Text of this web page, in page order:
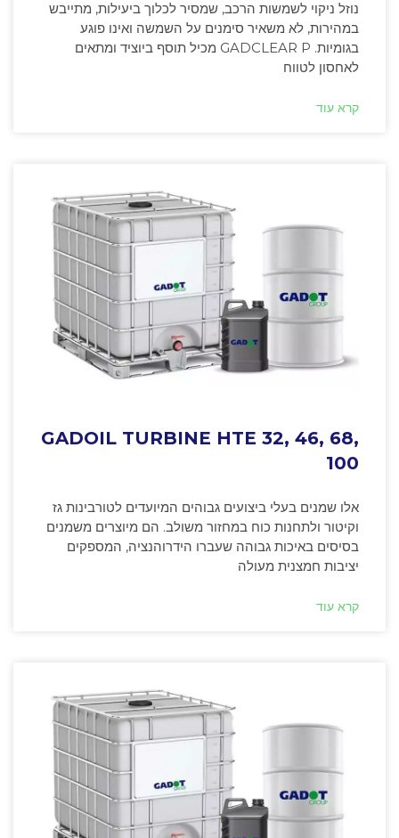
נוזל ניקוי לשמשות הרכב, שמסיר לכלוך ביעילות, מתייבש
במהירות, לא משאיר סימנים על השמשה ואינו פוגע
בגומיות. GADCLEAR P מכיל תוסף ביוציד ומתאים
לאחסון לטווח
קרא עוד
GADOIL TURBINE HTE 32, 46, 68,
100
אלו שמנים בעלי ביצועים גבוהים המיועדים לטורבינות גז
וקיטור ולתחנות כוח במחזור משולב. הם מיוצרים משמנים
בסיסים באיכות גבוהה שעברו הידרוהנציה, המספקים
יציבות חמצנית מעולה
קרא עוד